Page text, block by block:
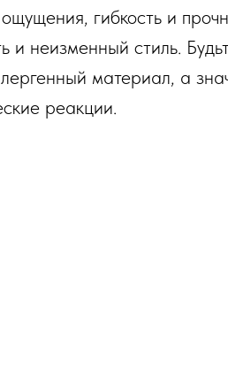
гибкость и
и неизменный стиль.
материал, а
реакции.